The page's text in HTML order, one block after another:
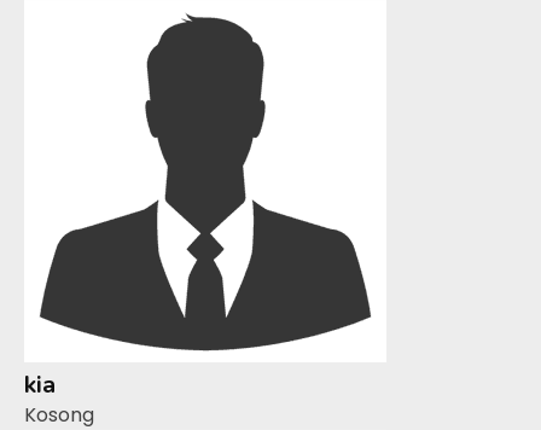
kia
Kosong